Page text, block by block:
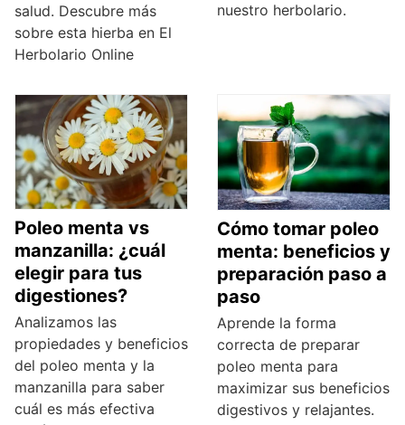
salud. Descubre más
sobre esta hierba en El
Herbolario Online
nuestro herbolario.
Poleo menta vs
manzanilla: ¿cuál
elegir para tus
digestiones?
Analizamos las
propiedades y beneficios
del poleo menta y la
manzanilla para saber
cuál es más efectiva
Cómo tomar poleo
menta: beneficios y
preparación paso a
paso
Aprende la forma
correcta de preparar
poleo menta para
maximizar sus beneficios
digestivos y relajantes.